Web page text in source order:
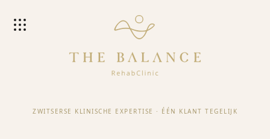
ZWITSERSE KLINISCHE EXPERTISE · ÉÉN KLANT TEGELIJK